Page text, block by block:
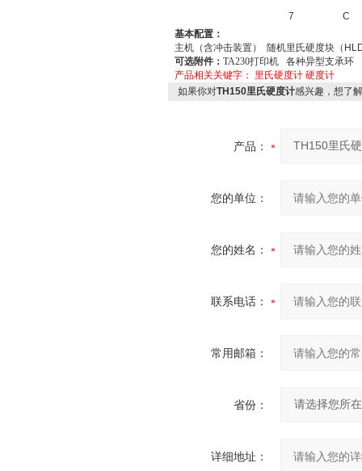
7
C
基本配置：
主机（含冲击装置） 随机里氏硬度块（
可选附件： TA230打印机 各种异型支承环
产品相关关键字： 里氏硬度计 硬度计
如果你对TH150里氏硬度计感兴趣，想了
产品：
您的单位：
您的姓名：
联系电话：
常用邮箱：
省份：
详细地址：